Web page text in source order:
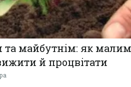
та майбутнім: як малим
й процвітати